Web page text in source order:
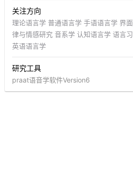
关注方向
理论语言学 普通语言学 手语语言学 界
律与情感研究 音系学 认知语言学 语言
英语语言学
研究工具
praat语音学软件Version6